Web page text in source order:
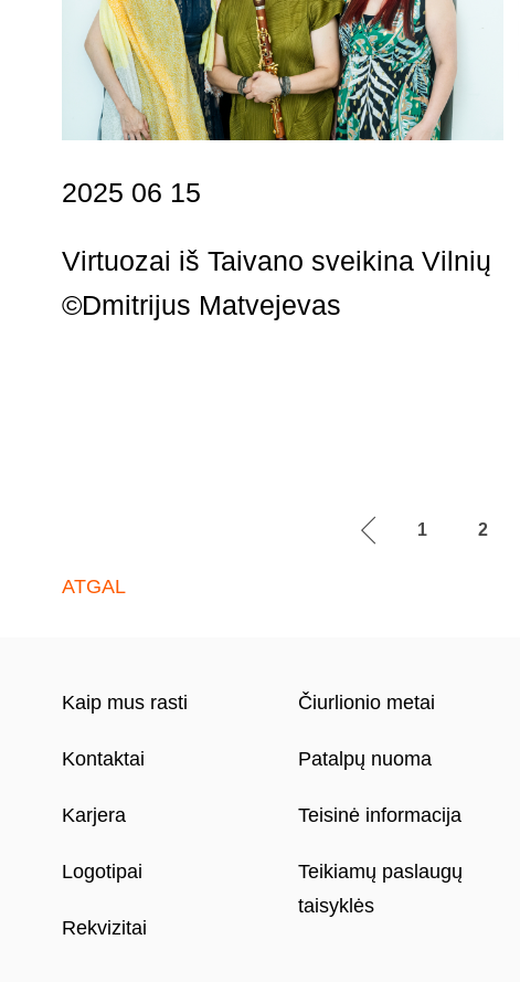
2025 06 15
Virtuozai iš Taivano sveikina Vilnių
©Dmitrijus Matvejevas
1 2
ATGAL
Kaip mus rasti
Kontaktai
Karjera
Logotipai
Rekvizitai
Čiurlionio metai
Patalpų nuoma
Teisinė informacija
Teikiamų paslaugų
taisyklės